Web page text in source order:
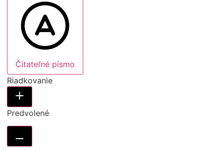
Čitateľné písmo
Riadkovanie
Predvolené